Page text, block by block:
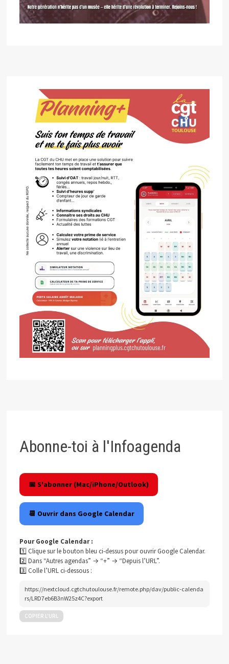
Abonne-toi à l'Infoagenda
📅 S'abonner (Mac/iPhone/Outlook)
📆 Ouvrir dans Google Calendar
Pour Google Calendar :
1️⃣ Clique sur le bouton bleu ci-dessus pour ouvrir Google Calendar.
2️⃣ Dans “Autres agendas” → “+” → “Depuis l’URL”.
3️⃣ Colle l’URL ci-dessous :
https://nextcloud.cgtchutoulouse.fr/remote.php/dav/public-calenda
rs/LRD7eb6B3nW25z4C?export
COPIER L’URL